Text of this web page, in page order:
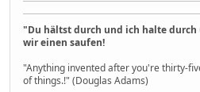
"Du hältst durch und ich halte durch
wir einen saufen!
"Anything invented after you're thirty-
of things.!" (Douglas Adams)